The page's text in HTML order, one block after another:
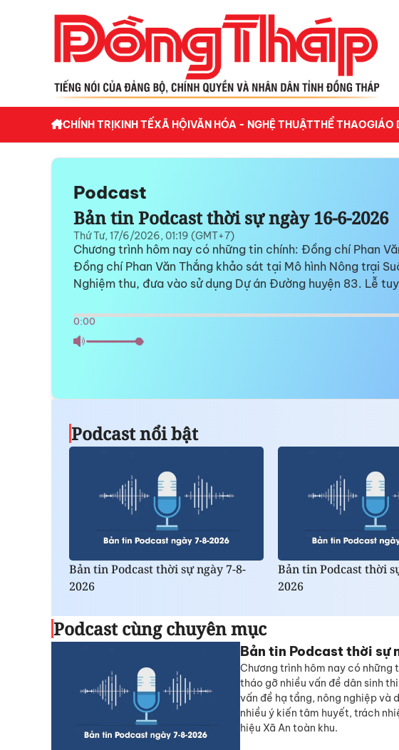
CHÍNH TRỊKINH TẾXÃ HỘIVĂN HÓA - NGHỆ THUẬTTHỂ THAOGIÁO
Podcast
Bản tin Podcast thời sự ngày 16-6-2026
Thứ Tư, 17/6/2026, 01:19 (GMT+7)
Chương trình hôm nay có những tin chính: Đồng chí Phan
Đồng chí Phan Văn Thắng khảo sát tại Mô hình Nông trại
Nghiệm thu, đưa vào sử dụng Dự án Đường huyện 83. Lễ
0:00
Podcast nổi bật
Bản tin Podcast thời sự ngày 7-8-
2026
Bản tin Podcast thời
2026
Podcast cùng chuyên mục
Bản tin Podcast thời
Chương trình hôm nay có những
tháo gỡ nhiều vấn đề dân sinh
vấn đề hạ tầng, nông nghiệp và
nhiều ý kiến tâm huyết, trách
hiệu Xã An toàn khu.